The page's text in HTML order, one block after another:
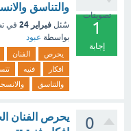
تصويتات
1
إجابة
والتناسق
سُئل فبراير 24 في
بواسطة عبود
يحرص الفنان
افكار
فنيه
والتناسق
0
يحرص الفنان